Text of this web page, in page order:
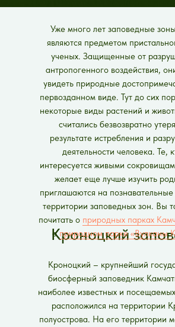
Кроноцкий
Уже много лет заповедные
являются предметом
ученых. Защищенные от
антропогенного воздействия,
увидеть природные
первозданном виде. Тут до сих
некоторые виды растений и
считались безвозвратно
результате истребления и
деятельности человека. Те,
интересуется живыми
желает еще лучше изучить
приглашаются на познавательные
территории заповедных зон. Вы
почитать о природных парках
оприродном парке «Вулканы
Кроноцкий – крупнейший
биосферный заповедник
наиболее известных и
расположился на территории
полуострова. На его территории